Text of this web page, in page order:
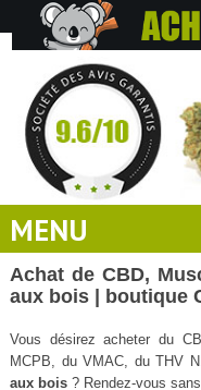
MENU
Achat de CBD,
aux bois | boutique
Vous désirez acheter du
MCPB, du VMAC, du THV
aux bois? Rendez-vous